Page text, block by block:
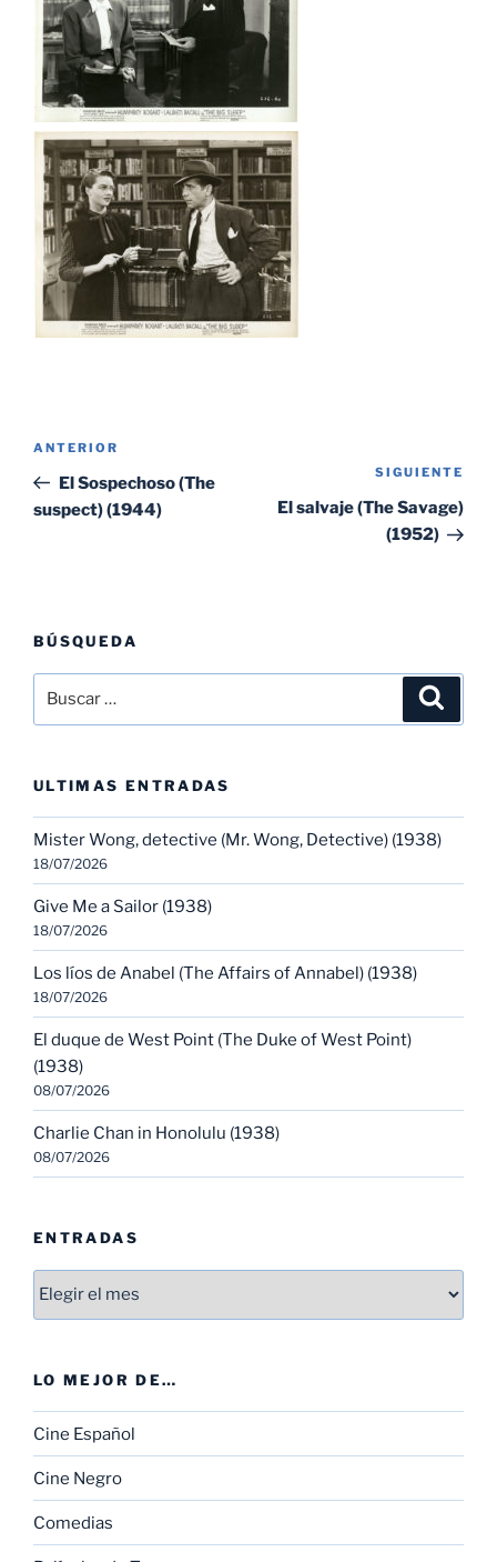
entradas
Entrada
anterior:
ANTERIOR
El Sospechoso (The
suspect) (1944)
SIGUIENTE
El salvaje (The Savage)
(1952)
BÚSQUEDA
por:
ULTIMAS ENTRADAS
Mister Wong, detective (Mr. Wong, Detective) (1938)
18/07/2026
Give Me a Sailor (1938)
18/07/2026
Los líos de Anabel (The Affairs of Annabel) (1938)
18/07/2026
El duque de West Point (The Duke of West Point)
(1938)
08/07/2026
Charlie Chan in Honolulu (1938)
08/07/2026
ENTRADAS
Entradas
LO MEJOR DE…
Cine Español
Cine Negro
Comedias